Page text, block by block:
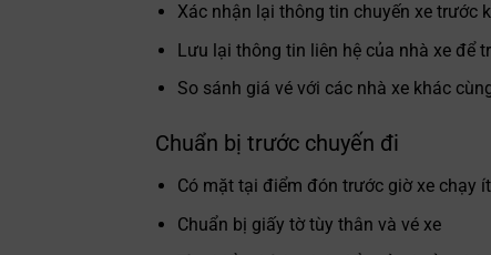
Xác nhận lại thông tin chuyến xe trước
Lưu lại thông tin liên hệ của nhà xe để
So sánh giá vé với các nhà xe khác
Chuẩn bị trước chuyến đi
Có mặt tại điểm đón trước giờ xe chạy
Chuẩn bị giấy tờ tùy thân và vé xe